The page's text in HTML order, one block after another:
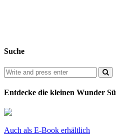
Suche
Entdecke die kleinen Wunder
Auch als E-Book erhältlich